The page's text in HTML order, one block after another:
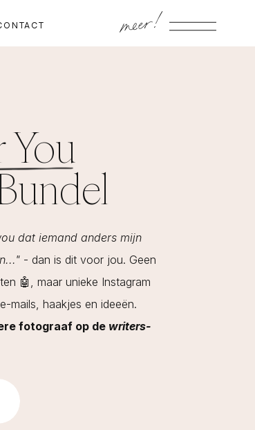
meer!
dat iemand anders mijn
- dan is dit voor jou. Geen
🤖, maar unieke Instagram
mails, haakjes en ideeën.
fotograaf op de writers-